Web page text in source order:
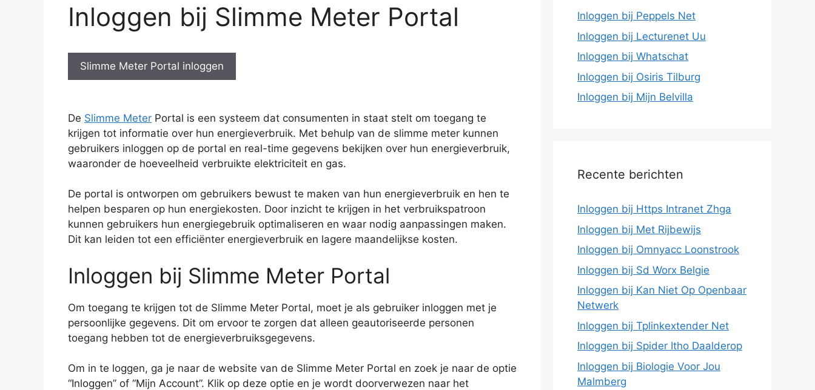
Inloggen bij Slimme Meter Portal
Slimme Meter Portal inloggen
De Slimme Meter Portal is een systeem dat consumenten in staat stelt om toegang te
krijgen tot informatie over hun energieverbruik. Met behulp van de slimme meter kunnen
gebruikers inloggen op de portal en real-time gegevens bekijken over hun energieverbruik,
waaronder de hoeveelheid verbruikte elektriciteit en gas.
De portal is ontworpen om gebruikers bewust te maken van hun energieverbruik en hen te
helpen besparen op hun energiekosten. Door inzicht te krijgen in het verbruikspatroon
kunnen gebruikers hun energiegebruik optimaliseren en waar nodig aanpassingen maken.
Dit kan leiden tot een efficiënter energieverbruik en lagere maandelijkse kosten.
Inloggen bij Slimme Meter Portal
Om toegang te krijgen tot de Slimme Meter Portal, moet je als gebruiker inloggen met je
persoonlijke gegevens. Dit om ervoor te zorgen dat alleen geautoriseerde personen
toegang hebben tot de energieverbruiksgegevens.
Om in te loggen, ga je naar de website van de Slimme Meter Portal en zoek je naar de optie
“Inloggen” of “Mijn Account”. Klik op deze optie en je wordt doorverwezen naar het
Inloggen bij Peppels Net
Inloggen bij Lecturenet Uu
Inloggen bij Whatschat
Inloggen bij Osiris Tilburg
Inloggen bij Mijn Belvilla
Recente berichten
Inloggen bij Https Intranet Zhga
Inloggen bij Met Rijbewijs
Inloggen bij Omnyacc Loonstrook
Inloggen bij Sd Worx Belgie
Inloggen bij Kan Niet Op Openbaar
Netwerk
Inloggen bij Tplinkextender Net
Inloggen bij Spider Itho Daalderop
Inloggen bij Biologie Voor Jou
Malmberg